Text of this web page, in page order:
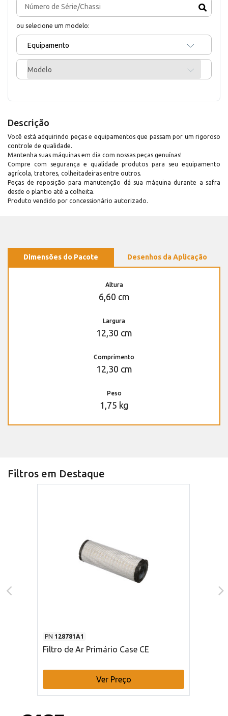
ou selecione um modelo:
Equipamento
Modelo
Descrição
Você está adquirindo peças e equipamentos que passam por um rigoroso
controle de qualidade.
Mantenha suas máquinas em dia com nossas peças genuínas!
Compre com segurança e qualidade produtos para seu equipamento
agrícola, tratores, colheitadeiras entre outros.
Peças de reposição para manutenção dá sua máquina durante a safra
desde o plantio até a colheita.
Produto vendido por concessionário autorizado.
Dimensões do Pacote Desenhos da Aplicação
Altura
6,60 cm
Largura
12,30 cm
Comprimento
12,30 cm
Peso
1,75 kg
Filtros em Destaque
PN 128781A1
Filtro de Ar Primário Case CE
Ver Preço